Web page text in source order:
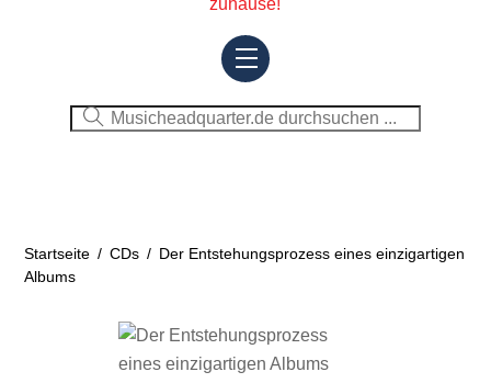
Menu
Startseite / CDs / Der Entstehungsprozess eines einzigartigen
Albums